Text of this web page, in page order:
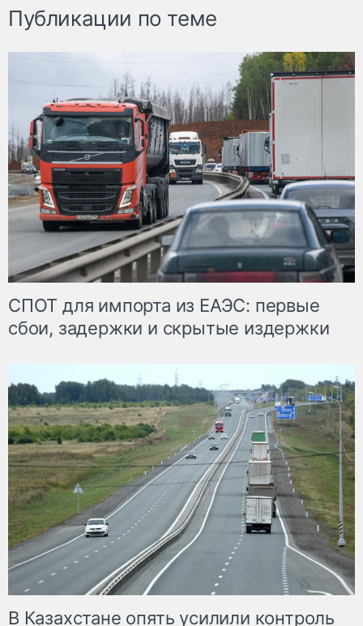
Публикации по теме
СПОТ для импорта из ЕАЭС: первые
сбои, задержки и скрытые издержки
В Казахстане опять усилили контроль